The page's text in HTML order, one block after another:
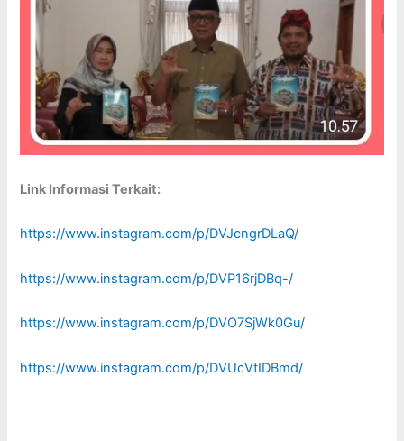
Link Informasi Terkait:
https://www.instagram.com/p/DVJcngrDLaQ/
https://www.instagram.com/p/DVP16rjDBq-/
https://www.instagram.com/p/DVO7SjWk0Gu/
https://www.instagram.com/p/DVUcVtIDBmd/